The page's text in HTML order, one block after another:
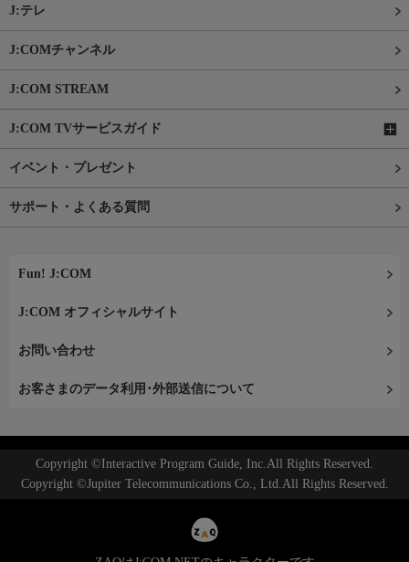
J:テレ
J:COMチャンネル
J:COM STREAM
J:COM TVサービスガイド
イベント・プレゼント
サポート・よくある質問
Fun! J:COM
J:COM オフィシャルサイト
お問い合わせ
お客さまのデータ利用･外部送信について
Copyright ©Interactive Program Guide, Inc.All Rights Reserved.
Copyright ©Jupiter Telecommunications Co., Ltd.All Rights Reserved.